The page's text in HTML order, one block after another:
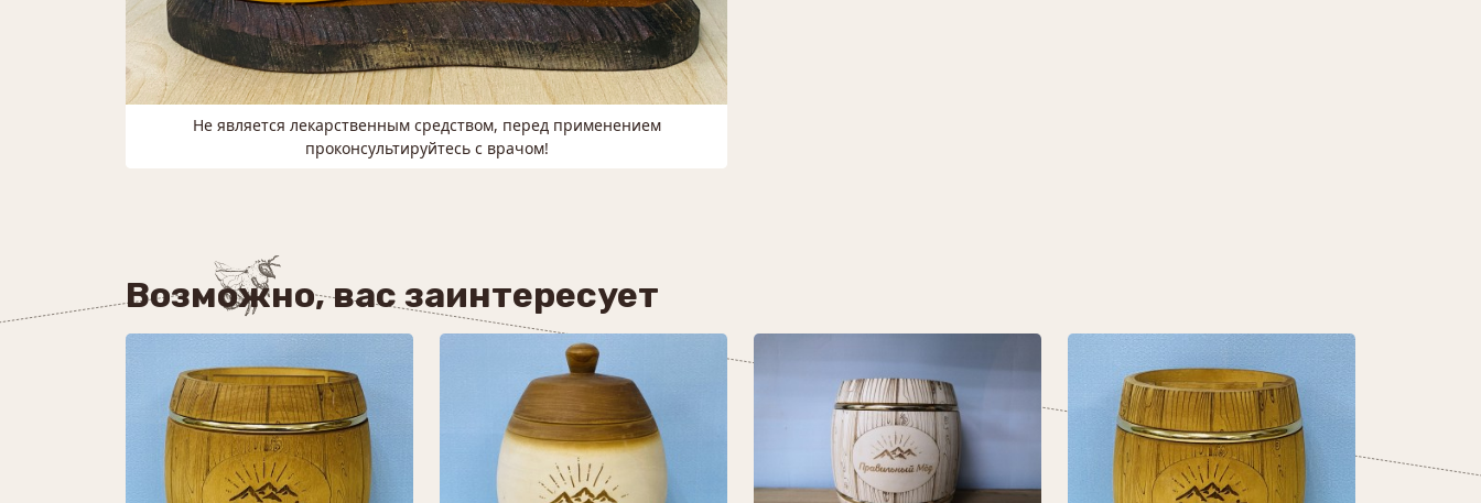
Не является лекарственным средством, перед применением
проконсультируйтесь с врачом!
Возможно, вас заинтересует